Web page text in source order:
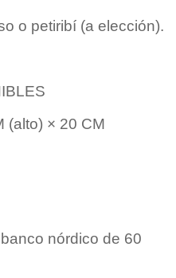
o petiribí (a elección).
(alto) × 20 CM
nórdico de 60